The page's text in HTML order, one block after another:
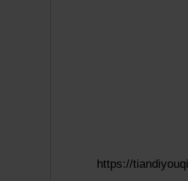
https://